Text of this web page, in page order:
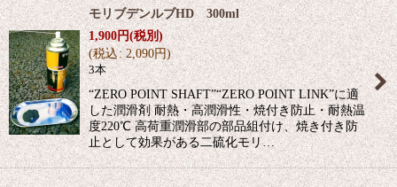
モリブデンルブHD 300ml
1,900円(税別)
(税込: 2,090円)
3本
“ZERO POINT SHAFT”“ZERO POINT LINK”に適
した潤滑剤 耐熱・高潤滑性・焼付き防止・耐熱温
度220℃ 高荷重潤滑部の部品組付け、焼き付き防
止として効果がある二硫化モリ…